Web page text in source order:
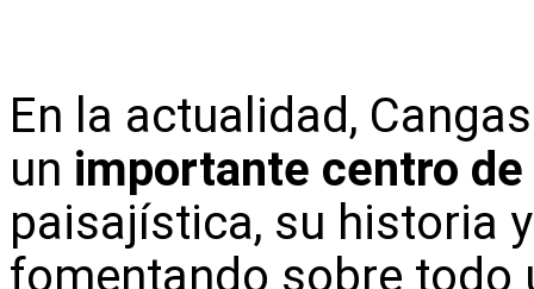
En la actualidad,
un importante centro
paisajística, su historia
fomentando sobre todo